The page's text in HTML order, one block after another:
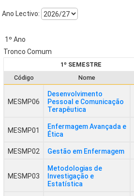
Ano Lectivo:
1º Ano
Tronco Comum
1º SEMESTRE
Código
Nome
MESMP06
Desenvolvimento
Pessoal e Comunicação
Terapêutica
MESMP01
Enfermagem Avançada e
Ética
MESMP02 Gestão em Enfermagem
MESMP03
Metodologias de
Investigação e
Estatística